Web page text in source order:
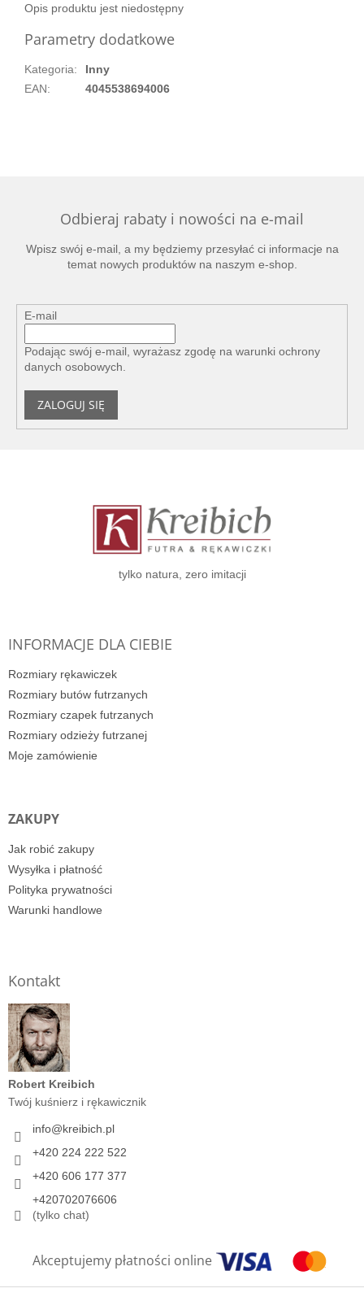
Opis produktu jest niedostępny
Parametry dodatkowe
Kategoria:
Inny
EAN: 4045538694006
Odbieraj rabaty i nowości na e-mail
Wpisz swój e-mail, a my będziemy przesyłać ci informacje na
temat nowych produktów na naszym e-shop.
E-mail
Podając swój e-mail, wyrażasz zgodę na warunki ochrony
danych osobowych.
ZALOGUJ SIĘ
tylko natura, zero imitacji
INFORMACJE DLA CIEBIE
Rozmiary rękawiczek
Rozmiary butów futrzanych
Rozmiary czapek futrzanych
Rozmiary odzieży futrzanej
Moje zamówienie
ZAKUPY
Jak robić zakupy
Wysyłka i płatność
Polityka prywatności
Warunki handlowe
Kontakt
Robert Kreibich
Twój kuśnierz i rękawicznik
info@kreibich.pl
+420 224 222 522
+420 606 177 377
+420702076606
(tylko chat)
Akceptujemy płatności online